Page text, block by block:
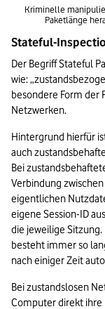
Kriminelle
Paketlänge
Stateful-
Der Begriff Stateful
wie:
besondere Form der
Netzwerken.
Hintergrund hierfür
auch
Bei
Verbindung
eigentlichen
eigene Session-ID
die jeweilige
besteht immer so
nach einiger Zeit
Bei zustandslosen
Computer direkt ihre